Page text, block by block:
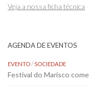
Veja a nossa ficha técnica
AGENDA DE EVENTOS
EVENTO/SOCIEDADE
Festival do Marisco